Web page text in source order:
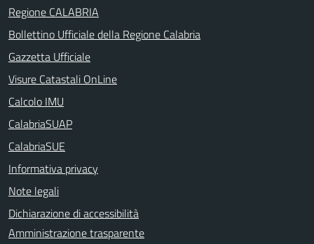
Regione CALABRIA
Bollettino Ufficiale della Regione Calabria
Gazzetta Ufficiale
Visure Catastali OnLine
Calcolo IMU
CalabriaSUAP
CalabriaSUE
Informativa privacy
Note legali
Dichiarazione di accessibilità
Amministrazione trasparente